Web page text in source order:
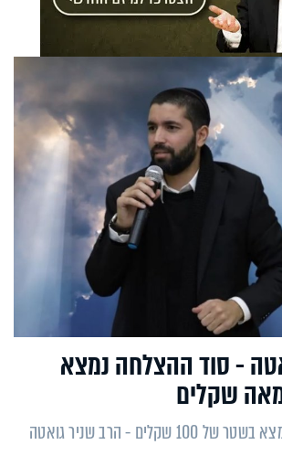
- סוד ההצלחה נמצא
שקלים
סוד ההצלחה שלך נמצא בשטר של 100 שקלים - הרב שניר גואטה